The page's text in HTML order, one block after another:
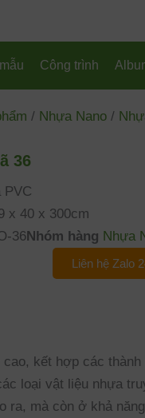
Công trình
/ Nhựa Nano /
36
PVC
x 40 x 300cm
36Nhóm hàng Nhựa
Liên hệ Zalo
kết hợp các
loại vật liệu nhựa
mà còn ở khả